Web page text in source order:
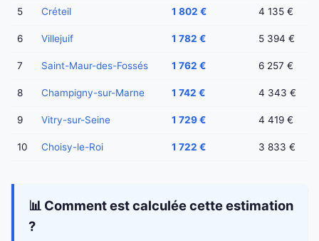
5 Créteil 1 802 € 4 135 €
6 Villejuif 1 782 € 5 394 €
7 Saint-Maur-des-Fossés 1 762 € 6 257 €
8 Champigny-sur-Marne 1 742 € 4 343 €
9 Vitry-sur-Seine 1 729 € 4 419 €
10 Choisy-le-Roi 1 722 € 3 833 €
📊 Comment est calculée cette estimation
?